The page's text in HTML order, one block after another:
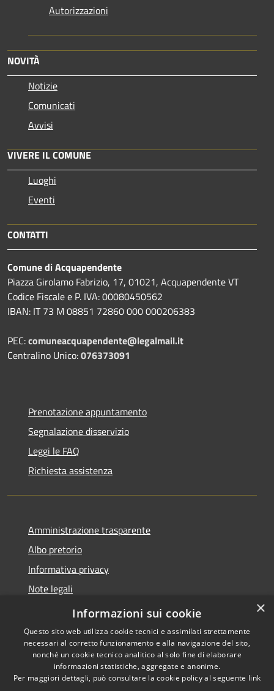
Autorizzazioni
NOVITÀ
Notizie
Comunicati
Avvisi
VIVERE IL COMUNE
Luoghi
Eventi
CONTATTI
Comune di Acquapendente
Piazza Girolamo Fabrizio, 17, 01021, Acquapendente VT
Codice Fiscale e P. IVA: 00080450562
IBAN: IT 73 M 08851 72860 000 000206383
PEC:comuneacquapendente@legalmail.it
Centralino Unico:076373091
Prenotazione appuntamento
Segnalazione disservizio
Leggi le FAQ
Richiesta assistenza
Amministrazione trasparente
Albo pretorio
Informativa privacy
Note legali
Dichiarazione di accessibilità
Accessibilità
Copyright © 2026 • Comune di
Acquapendente • Powered by
×
Informazioni sui cookie
Questo sito web utilizza cookie tecnici e assimilati strettamente
necessari al corretto funzionamento e alla navigazione del sito,
nonché un cookie tecnico analitico al solo fine di elaborare
informazioni statistiche, aggregate e anonime.
Per maggiori dettagli, può consultare la cookie policy al seguente link